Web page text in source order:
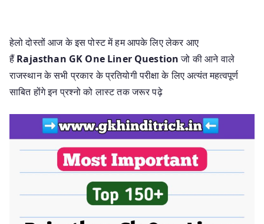
हेलो दोस्तों आज के इस पोस्ट में हम आपके लिए लेकर आए
हैंRajasthan GK One Liner Questionजो की आने वाले
राजस्थान के सभी प्रकार के प्रतियोगी परीक्षा के लिए अत्यंत महत्वपूर्ण
साबित होंगे इन प्रश्नो को लास्ट तक जरूर पढ़े